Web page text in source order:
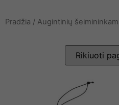
Pradžia / Augintinių